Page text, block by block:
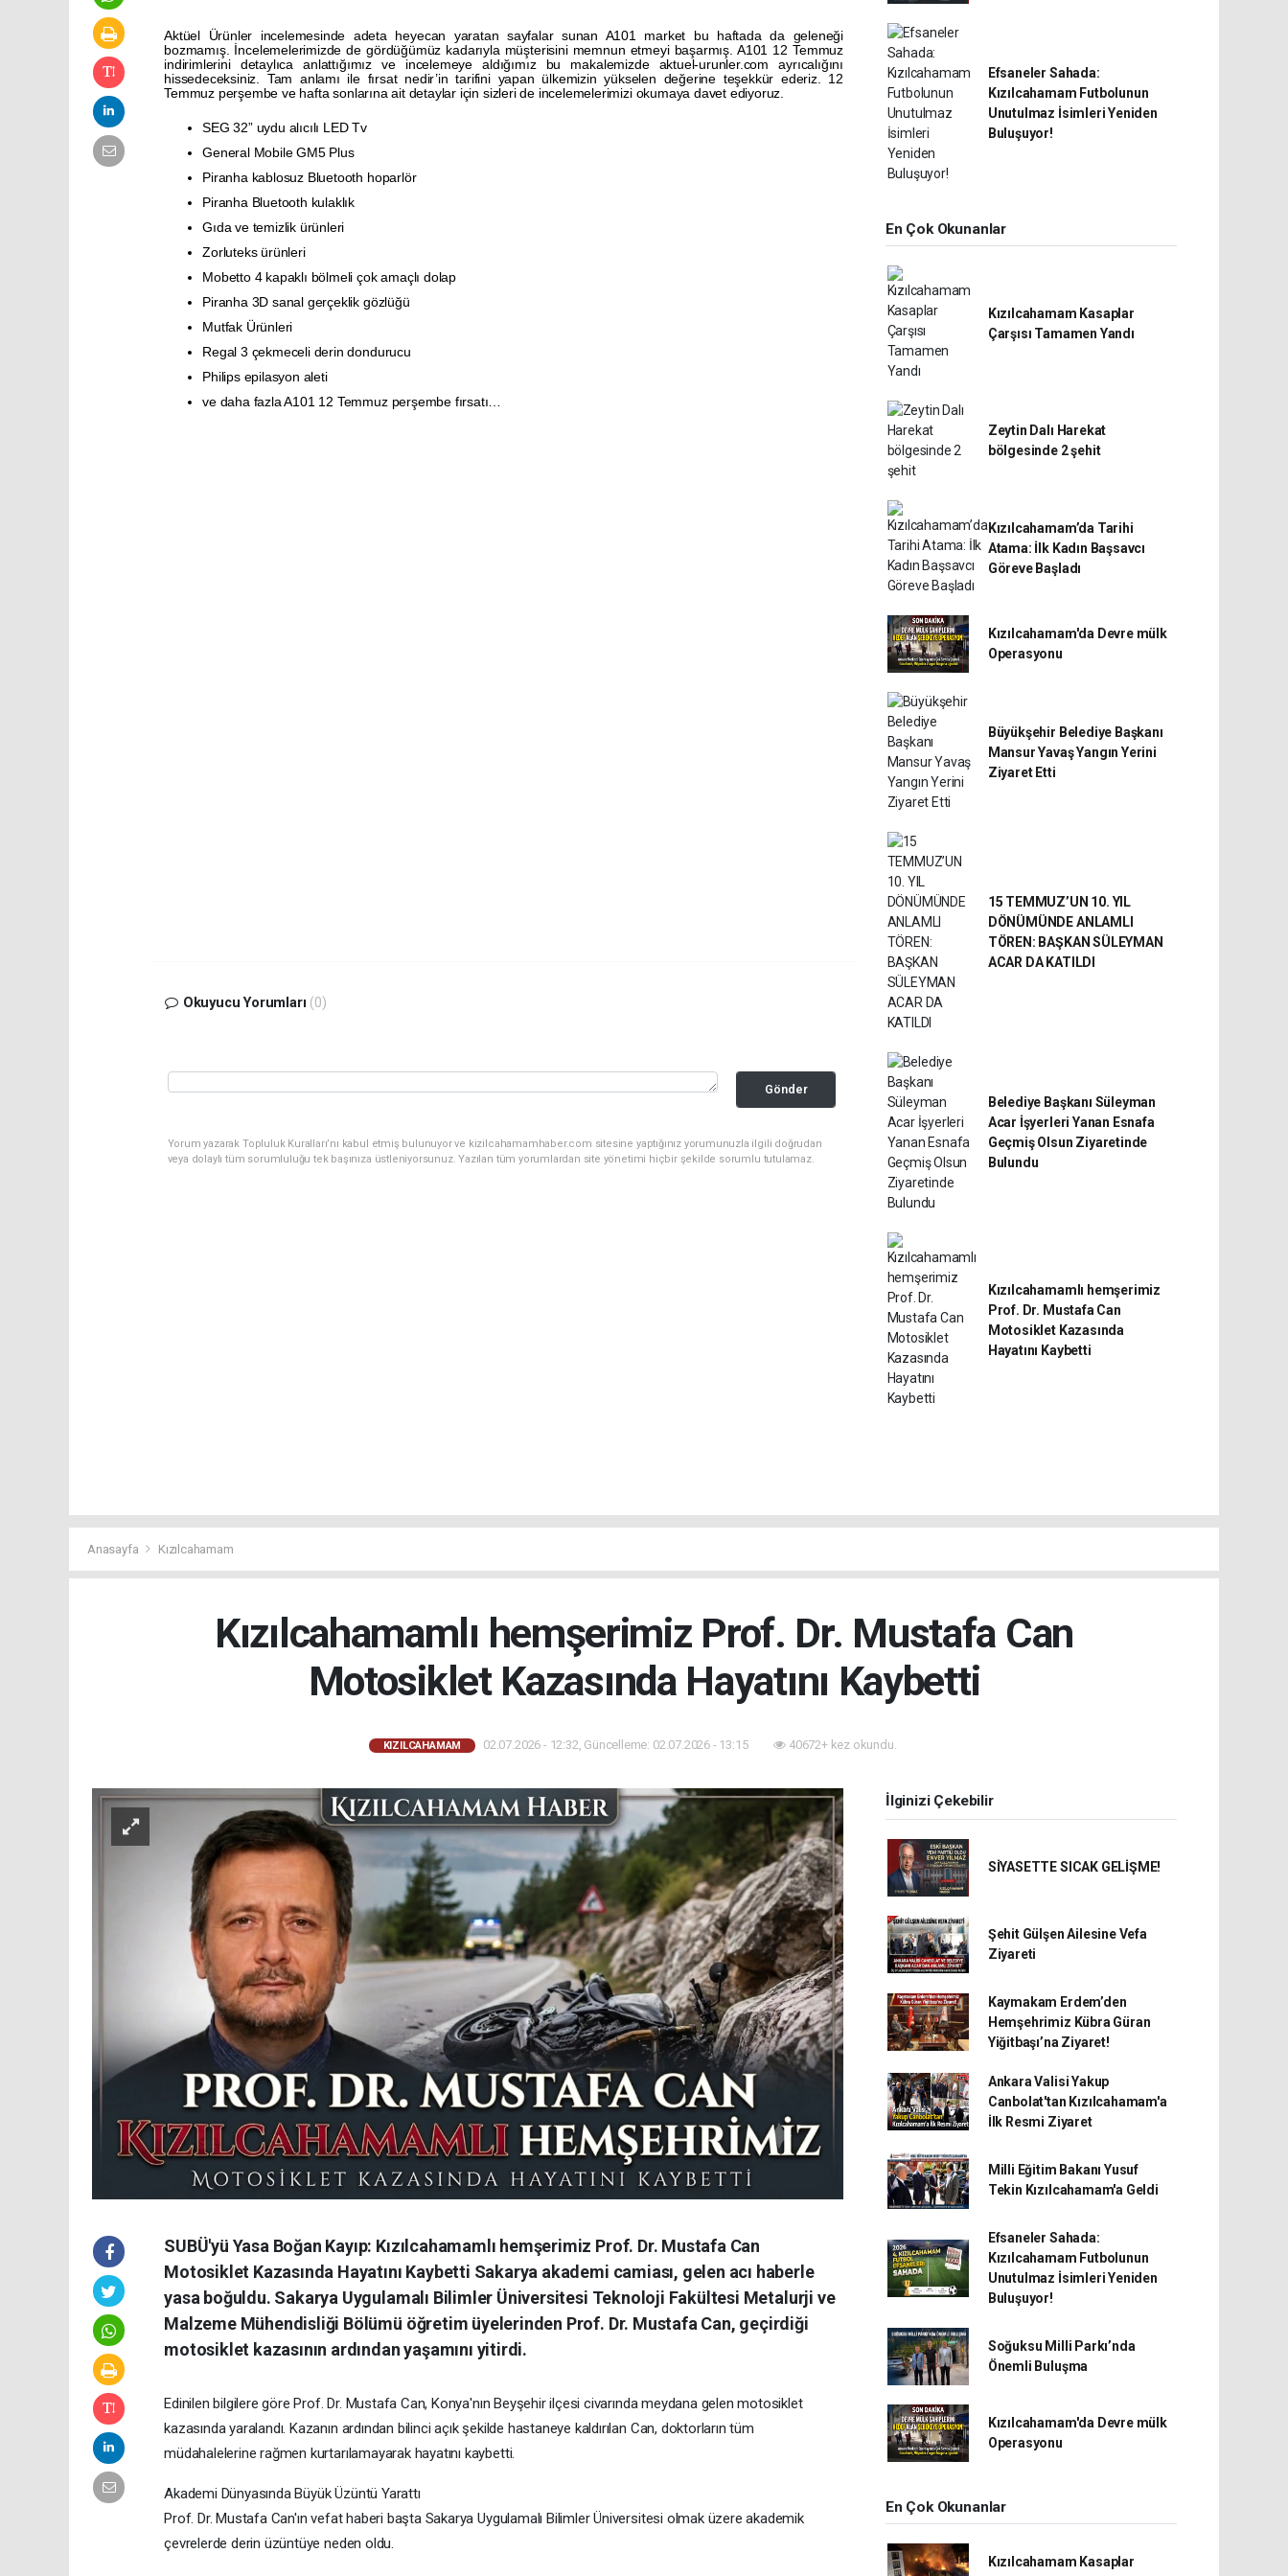
Aktüel Ürünler incelemesinde adeta heyecan yaratan sayfalar sunan A101 market bu haftada da geleneği
bozmamış. İncelemelerimizde de gördüğümüz kadarıyla müşterisini memnun etmeyi başarmış. A101 12 Temmuz
indirimlerini detaylıca anlattığımız ve incelemeye aldığımız bu makalemizde aktuel-urunler.com ayrıcalığını
hissedeceksiniz. Tam anlamı ile fırsat nedir’in tarifini yapan ülkemizin yükselen değerine teşekkür ederiz. 12
Temmuz perşembe ve hafta sonlarına ait detaylar için sizleri de incelemelerimizi okumaya davet ediyoruz.
SEG 32” uydu alıcılı LED Tv
General Mobile GM5 Plus
Piranha kablosuz Bluetooth hoparlör
Piranha Bluetooth kulaklık
Gıda ve temizlik ürünleri
Zorluteks ürünleri
Mobetto 4 kapaklı bölmeli çok amaçlı dolap
Piranha 3D sanal gerçeklik gözlüğü
Mutfak Ürünleri
Regal 3 çekmeceli derin dondurucu
Philips epilasyon aleti
ve daha fazla A101 12 Temmuz perşembe fırsatı…
Okuyucu Yorumları (0)
Gönder
Yorum yazarak Topluluk Kuralları’nı kabul etmiş bulunuyor ve kizilcahamamhaber.com sitesine yaptığınız yorumunuzla ilgili doğrudan
veya dolaylı tüm sorumluluğu tek başınıza üstleniyorsunuz. Yazılan tüm yorumlardan site yönetimi hiçbir şekilde sorumlu tutulamaz.
Efsaneler Sahada:
Kızılcahamam Futbolunun
Unutulmaz İsimleri Yeniden
Buluşuyor!
En Çok Okunanlar
Kızılcahamam Kasaplar
Çarşısı Tamamen Yandı
Zeytin Dalı Harekat
bölgesinde 2 şehit
Kızılcahamam’da Tarihi
Atama: İlk Kadın Başsavcı
Göreve Başladı
Kızılcahamam'da Devre mülk
Operasyonu
Büyükşehir Belediye Başkanı
Mansur Yavaş Yangın Yerini
Ziyaret Etti
15 TEMMUZ’UN 10. YIL
DÖNÜMÜNDE ANLAMLI
TÖREN: BAŞKAN SÜLEYMAN
ACAR DA KATILDI
Belediye Başkanı Süleyman
Acar İşyerleri Yanan Esnafa
Geçmiş Olsun Ziyaretinde
Bulundu
Kızılcahamamlı hemşerimiz
Prof. Dr. Mustafa Can
Motosiklet Kazasında
Hayatını Kaybetti
Anasayfa Kızılcahamam
Kızılcahamamlı hemşerimiz Prof. Dr. Mustafa Can
Motosiklet Kazasında Hayatını Kaybetti
KIZILCAHAMAM 02.07.2026 - 12:32, Güncelleme: 02.07.2026 - 13:15 40672+ kez okundu.
SUBÜ'yü Yasa Boğan Kayıp: Kızılcahamamlı hemşerimiz Prof. Dr. Mustafa Can
Motosiklet Kazasında Hayatını Kaybetti Sakarya akademi camiası, gelen acı haberle
yasa boğuldu. Sakarya Uygulamalı Bilimler Üniversitesi Teknoloji Fakültesi Metalurji ve
Malzeme Mühendisliği Bölümü öğretim üyelerinden Prof. Dr. Mustafa Can, geçirdiği
motosiklet kazasının ardından yaşamını yitirdi.
Edinilen bilgilere göre Prof. Dr. Mustafa Can, Konya'nın Beyşehir ilçesi civarında meydana gelen motosiklet
kazasında yaralandı. Kazanın ardından bilinci açık şekilde hastaneye kaldırılan Can, doktorların tüm
müdahalelerine rağmen kurtarılamayarak hayatını kaybetti.
Akademi Dünyasında Büyük Üzüntü Yarattı
Prof. Dr. Mustafa Can'ın vefat haberi başta Sakarya Uygulamalı Bilimler Üniversitesi olmak üzere akademik
çevrelerde derin üzüntüye neden oldu.
İlginizi Çekebilir
SİYASETTE SICAK GELİŞME!
Şehit Gülşen Ailesine Vefa
Ziyareti
Kaymakam Erdem’den
Hemşehrimiz Kübra Güran
Yiğitbaşı’na Ziyaret!
Ankara Valisi Yakup
Canbolat'tan Kızılcahamam'a
İlk Resmi Ziyaret
Milli Eğitim Bakanı Yusuf
Tekin Kızılcahamam'a Geldi
Efsaneler Sahada:
Kızılcahamam Futbolunun
Unutulmaz İsimleri Yeniden
Buluşuyor!
Soğuksu Milli Parkı’nda
Önemli Buluşma
Kızılcahamam'da Devre mülk
Operasyonu
En Çok Okunanlar
Kızılcahamam Kasaplar